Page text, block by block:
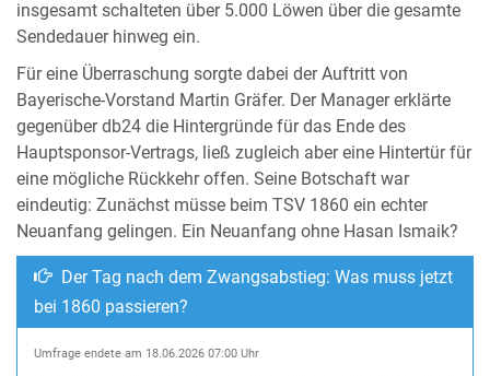
insgesamt schalteten über 5.000 Löwen über die gesamte
Sendedauer hinweg ein.
Für eine Überraschung sorgte dabei der Auftritt von
Bayerische-Vorstand Martin Gräfer. Der Manager erklärte
gegenüber db24 die Hintergründe für das Ende des
Hauptsponsor-Vertrags, ließ zugleich aber eine Hintertür für
eine mögliche Rückkehr offen. Seine Botschaft war
eindeutig: Zunächst müsse beim TSV 1860 ein echter
Neuanfang gelingen. Ein Neuanfang ohne Hasan Ismaik?
Der Tag nach dem Zwangsabstieg: Was muss jetzt
bei 1860 passieren?
Umfrage endete am 18.06.2026 07:00 Uhr